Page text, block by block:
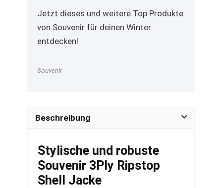
Jetzt dieses und weitere Top Produkte
von Souvenir für deinen Winter
entdecken!
Souvenir
Beschreibung
Stylische und robuste
Souvenir 3Ply Ripstop
Shell Jacke